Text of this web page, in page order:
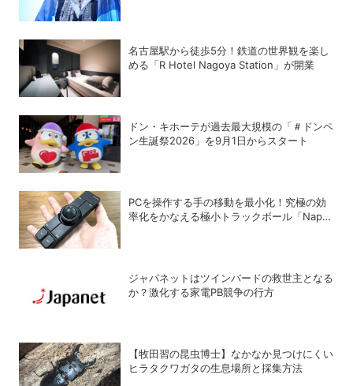
名古屋駅から徒歩5分！鉄道の世界観を楽し
める「R Hotel Nagoya Station」が開業
ドン・キホーテが過去最大規模の「＃ドンペ
ン生誕祭2026」を9月1日からスタート
PCを操作する手の移動を最小化！究極の効
率化をかなえる極小トラックボール「Nape
ジャパネットはツインバードの救世主となる
か？激化する家電PB競争の行方
【牧田習の昆虫博士】なかなか見つけにくい
ヒラタクワガタの生息場所と採集方法